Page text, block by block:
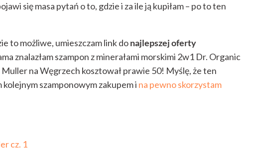
się masa pytań o to, gdzie i za ile ją kupiłam – po to ten
to możliwe, umieszczam link donajlepszej oferty
znalazłam szampon z minerałami morskimi 2w1 Dr. Organic
na Węgrzech kosztował prawie 50! Myślę, że ten
szamponowym zakupem i na pewno skorzystam
cz. 1